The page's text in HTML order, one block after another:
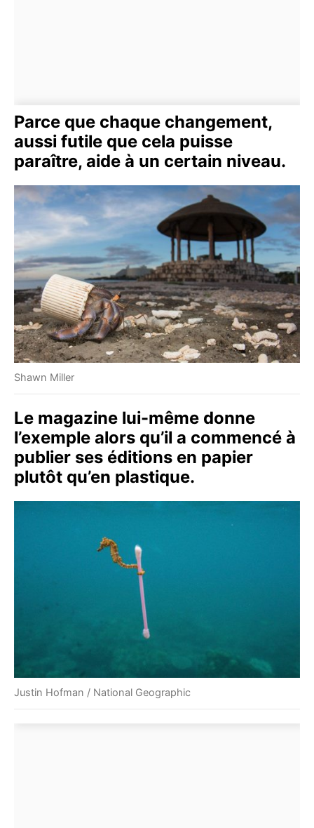
Parce que chaque changement,
aussi futile que cela puisse
paraître, aide à un certain niveau.
Shawn Miller
Le magazine lui-même donne
l’exemple alors qu’il a commencé à
publier ses éditions en papier
plutôt qu’en plastique.
Justin Hofman / National Geographic